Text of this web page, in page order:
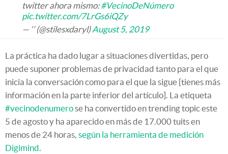
twitter ahora mismo:#VecinoDeNúmero
pic.twitter.com/7LrGs6iQZy
— ‘’ (@stilesxdaryl)August 5, 2019
La práctica ha dado lugar a situaciones divertidas, pero
puede suponer problemas de privacidad tanto para el que
inicia la conversación como para el que la sigue [tienes más
información en la parte inferior del artículo]. La etiqueta
#vecinodenumerose ha convertido en trending topic este
5 de agosto y ha aparecido en más de 17.000 tuits en
menos de 24 horas, según la herramienta de medición
Digimind.